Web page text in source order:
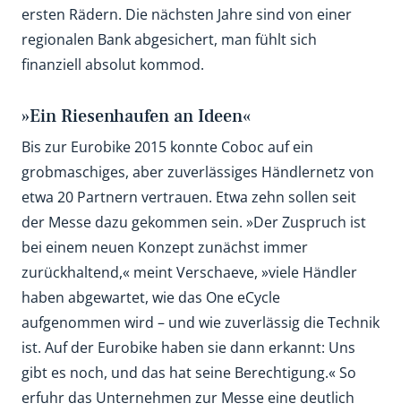
ersten Rädern. Die nächsten Jahre sind von einer
regionalen Bank abgesichert, man fühlt sich
finanziell absolut kommod.
»Ein Riesenhaufen an Ideen«
Bis zur Eurobike 2015 konnte Coboc auf ein
grobmaschiges, aber zuverlässiges Händlernetz von
etwa 20 Partnern vertrauen. Etwa zehn sollen seit
der Messe dazu gekommen sein. »Der Zuspruch ist
bei einem neuen Konzept zunächst immer
zurückhaltend,« meint Verschaeve, »viele Händler
haben abgewartet, wie das One eCycle
aufgenommen wird – und wie zuverlässig die Technik
ist. Auf der Eurobike haben sie dann erkannt: Uns
gibt es noch, und das hat seine Berechtigung.« So
erfuhr das Unternehmen zur Messe eine deutlich